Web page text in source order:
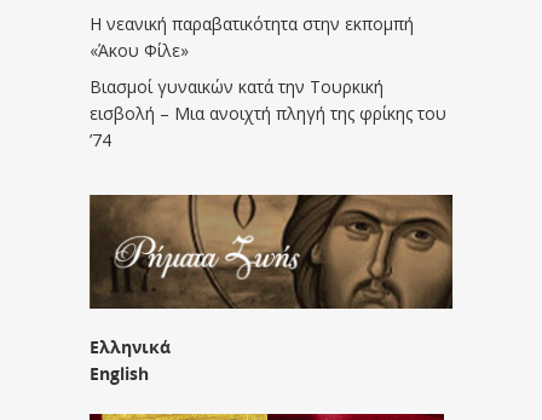
Η νεανική παραβατικότητα στην εκπομπή
«Άκου Φίλε»
Βιασμοί γυναικών κατά την Τουρκική
εισβολή – Μια ανοιχτή πληγή της φρίκης του
’74
Ελληνικά
English